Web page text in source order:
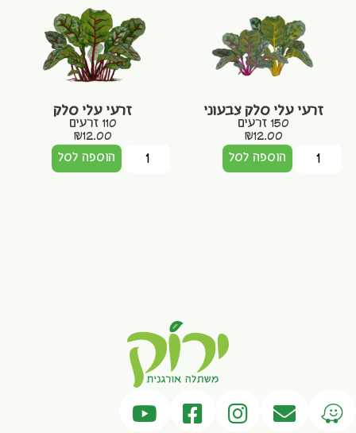
זרעי עלי סלק צבעוני
150 זרעים
₪12.00
הוספה לסל
זרעי עלי סלק
110 זרעים
₪12.00
הוספה לסל